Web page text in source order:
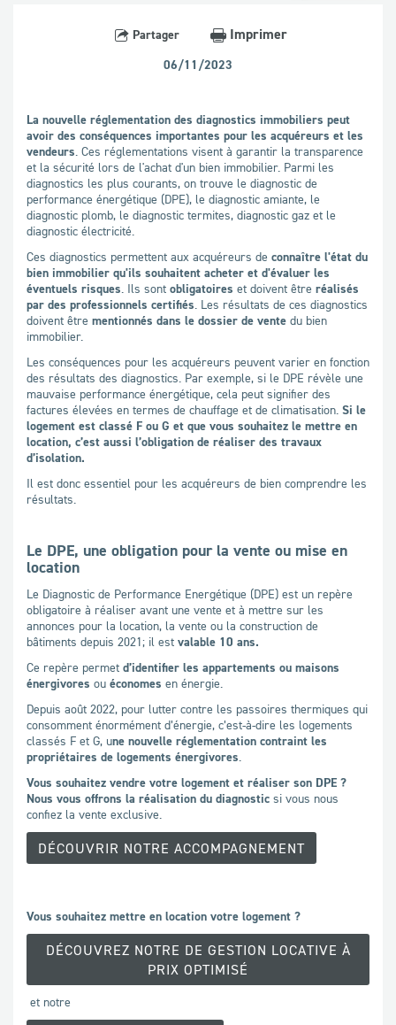
Partager Imprimer
06/11/2023
La nouvelle réglementation des diagnostics immobiliers peut
avoir des conséquences importantes pour les acquéreurs et les
vendeurs. Ces réglementations visent à garantir la transparence
et la sécurité lors de l'achat d'un bien immobilier. Parmi les
diagnostics les plus courants, on trouve le diagnostic de
performance énergétique (DPE), le diagnostic amiante, le
diagnostic plomb, le diagnostic termites, diagnostic gaz et le
diagnostic électricité.
Ces diagnostics permettent aux acquéreurs de connaître l'état du
bien immobilier qu'ils souhaitent acheter et d'évaluer les
éventuels risques. Ils sont obligatoires et doivent être réalisés
par des professionnels certifiés. Les résultats de ces diagnostics
doivent être mentionnés dans le dossier de vente du bien
immobilier.
Les conséquences pour les acquéreurs peuvent varier en fonction
des résultats des diagnostics. Par exemple, si le DPE révèle une
mauvaise performance énergétique, cela peut signifier des
factures élevées en termes de chauffage et de climatisation. Si le
logement est classé F ou G et que vous souhaitez le mettre en
location, c’est aussi l’obligation de réaliser des travaux
d’isolation.
Il est donc essentiel pour les acquéreurs de bien comprendre les
résultats.
Le DPE, une obligation pour la vente ou mise en
location
Le Diagnostic de Performance Energétique (DPE) est un repère
obligatoire à réaliser avant une vente et à mettre sur les
annonces pour la location, la vente ou la construction de
bâtiments depuis 2021; il est valable 10 ans.
Ce repère permet d’identifier les appartements ou maisons
énergivores ou économes en énergie.
Depuis août 2022, pour lutter contre les passoires thermiques qui
consomment énormément d’énergie, c’est-à-dire les logements
classés F et G, une nouvelle réglementation contraint les
propriétaires de logements énergivores.
Vous souhaitez vendre votre logement et réaliser son DPE ?
Nous vous offrons la réalisation du diagnostic si vous nous
confiez la vente exclusive.
DÉCOUVRIR NOTRE ACCOMPAGNEMENT
Vous souhaitez mettre en location votre logement ?
DÉCOUVREZ NOTRE DE GESTION LOCATIVE À
PRIX OPTIMISÉ
et notre